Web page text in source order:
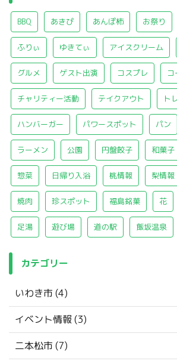
BBQ あきぴ あんぽ柿 お祭り
ふりぃ ゆきてぃ アイスクリーム
グルメ ゲスト出演 コスプレ
チャリティー活動 テイクアウト ト
ハンバーガー パワースポット パン
ラーメン 公園 円盤餃子 和菓子
惣菜 日帰り入浴 桃情報 梨情報
焼肉 珍スポット 福島銘菓 花
足湯 遊び場 道の駅 飯坂温泉
カテゴリー
いわき市 (4)
イベント情報 (3)
二本松市 (7)